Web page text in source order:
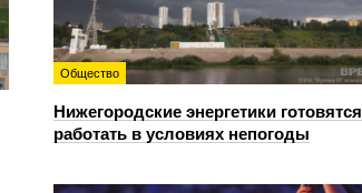
Общество
Нижегородские энергетики готовятся
работать в условиях непогоды